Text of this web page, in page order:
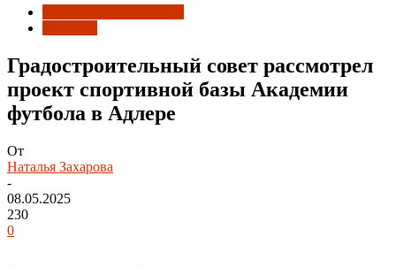
Градостроительный совет рассмотрел
проект спортивной базы Академии
футбола в Адлере
От
Наталья Захарова
-
08.05.2025
230
0